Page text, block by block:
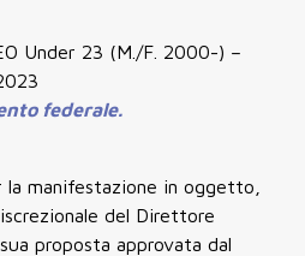
Under 23 (M./F. 2000-) –
federale.
la manifestazione in oggetto,
del Direttore
proposta approvata dal